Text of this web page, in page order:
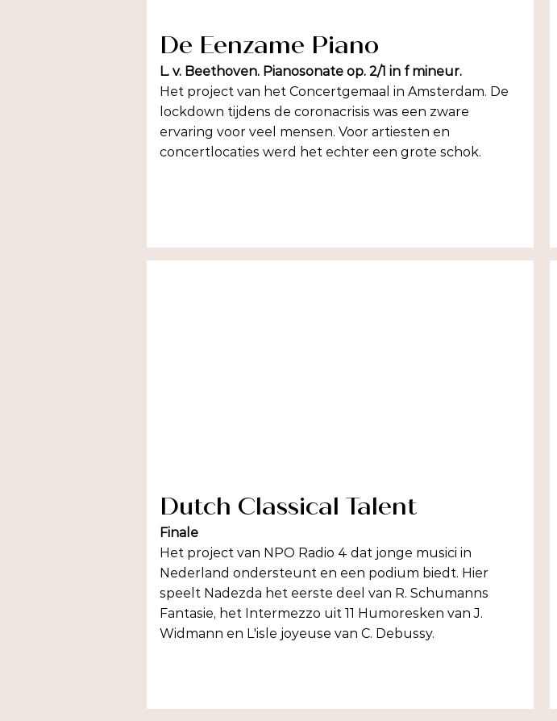
De Eenzame Piano
L. v. Beethoven. Pianosonate op. 2/1 in f mineur.
Het project van het Concertgemaal in Amsterdam. De
lockdown tijdens de coronacrisis was een zware
ervaring voor veel mensen. Voor artiesten en
concertlocaties werd het echter een grote schok.
Dutch Classical Talent
Finale
​Het project van NPO Radio 4 dat jonge musici in
Nederland ondersteunt en een podium biedt. Hier
speelt Nadezda het eerste deel van R. Schumanns
Fantasie, het Intermezzo uit 11 Humoresken van J.
Widmann en L'isle joyeuse van C. Debussy.